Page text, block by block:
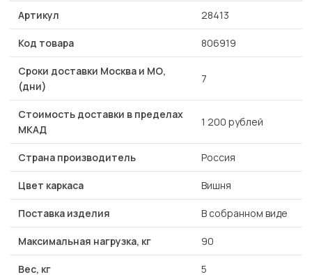
Артикул 28413
Код товара 806919
Сроки доставки Москва и МО,
(дни)
7
Стоимость доставки в пределах
МКАД
1 200 рублей
Страна производитель Россия
Цвет каркаса Вишня
Поставка изделия В собранном виде
Максимальная нагрузка, кг 90
Вес, кг 5